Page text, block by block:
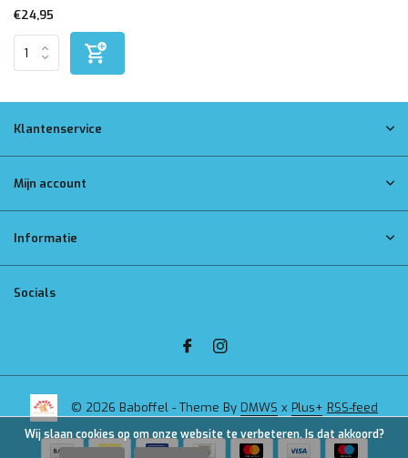
€24,95
Klantenservice
Mijn account
Informatie
Socials
© 2026 Baboffel - Theme By DMWS x Plus+ RSS-feed
Wij slaan cookies op om onze website te verbeteren. Is dat akkoord?